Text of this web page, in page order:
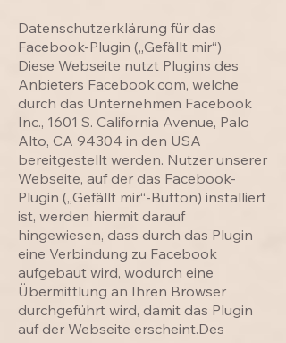
Datenschutzerklärung für das
Facebook-Plugin („Gefällt mir“)
Diese Webseite nutzt Plugins des
Anbieters Facebook.com, welche
durch das Unternehmen Facebook
Inc., 1601 S. California Avenue, Palo
Alto, CA 94304 in den USA
bereitgestellt werden. Nutzer unserer
Webseite, auf der das Facebook-
Plugin („Gefällt mir“-Button) installiert
ist, werden hiermit darauf
hingewiesen, dass durch das Plugin
eine Verbindung zu Facebook
aufgebaut wird, wodurch eine
Übermittlung an Ihren Browser
durchgeführt wird, damit das Plugin
auf der Webseite erscheint.Des